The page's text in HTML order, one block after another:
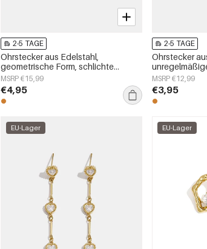
2-5 TAGE
Ohrstecker aus Edelstahl,
geometrische Form, schlichte
Alltags-Serie, Damenschmuck
MSRP €15,99
€4,95
2-5 TAGE
Ohrstecker
Alltags-Serie,
MSRP €12,99
€3,95
EU-Lager EU-Lager